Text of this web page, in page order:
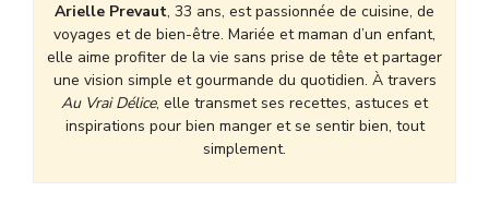
Arielle Prevaut, 33 ans, est passionnée de cuisine, de
voyages et de bien-être. Mariée et maman d’un enfant,
elle aime profiter de la vie sans prise de tête et partager
une vision simple et gourmande du quotidien. À travers
Au Vrai Délice, elle transmet ses recettes, astuces et
inspirations pour bien manger et se sentir bien, tout
simplement.